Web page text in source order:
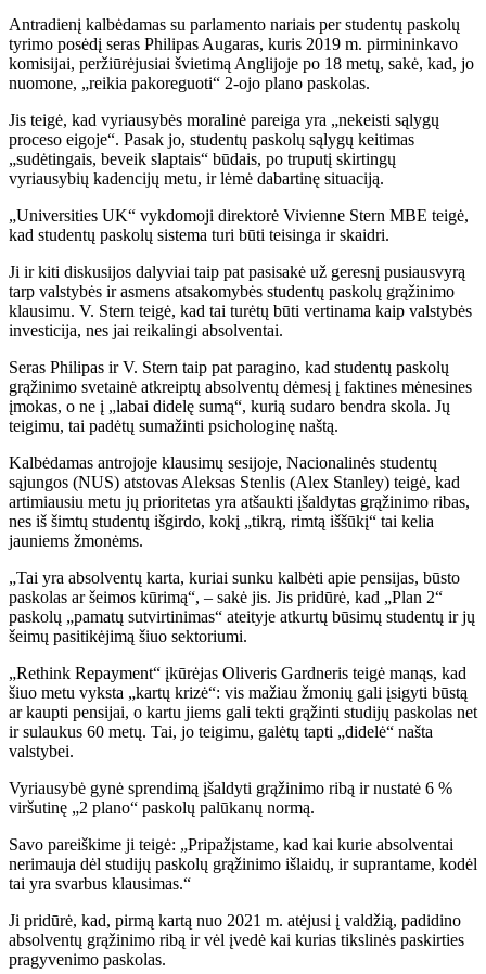
Antradienį kalbėdamas su parlamento nariais per studentų paskolų
tyrimo posėdį seras Philipas Augaras, kuris 2019 m. pirmininkavo
komisijai, peržiūrėjusiai švietimą Anglijoje po 18 metų, sakė, kad, jo
nuomone, „reikia pakoreguoti“ 2-ojo plano paskolas.
Jis teigė, kad vyriausybės moralinė pareiga yra „nekeisti sąlygų
proceso eigoje“. Pasak jo, studentų paskolų sąlygų keitimas
„sudėtingais, beveik slaptais“ būdais, po truputį skirtingų
vyriausybių kadencijų metu, ir lėmė dabartinę situaciją.
„Universities UK“ vykdomoji direktorė Vivienne Stern MBE teigė,
kad studentų paskolų sistema turi būti teisinga ir skaidri.
Ji ir kiti diskusijos dalyviai taip pat pasisakė už geresnį pusiausvyrą
tarp valstybės ir asmens atsakomybės studentų paskolų grąžinimo
klausimu. V. Stern teigė, kad tai turėtų būti vertinama kaip valstybės
investicija, nes jai reikalingi absolventai.
Seras Philipas ir V. Stern taip pat paragino, kad studentų paskolų
grąžinimo svetainė atkreiptų absolventų dėmesį į faktines mėnesines
įmokas, o ne į „labai didelę sumą“, kurią sudaro bendra skola. Jų
teigimu, tai padėtų sumažinti psichologinę naštą.
Kalbėdamas antrojoje klausimų sesijoje, Nacionalinės studentų
sąjungos (NUS) atstovas Aleksas Stenlis (Alex Stanley) teigė, kad
artimiausiu metu jų prioritetas yra atšaukti įšaldytas grąžinimo ribas,
nes iš šimtų studentų išgirdo, kokį „tikrą, rimtą iššūkį“ tai kelia
jauniems žmonėms.
„Tai yra absolventų karta, kuriai sunku kalbėti apie pensijas, būsto
paskolas ar šeimos kūrimą“, – sakė jis. Jis pridūrė, kad „Plan 2“
paskolų „pamatų sutvirtinimas“ ateityje atkurtų būsimų studentų ir jų
šeimų pasitikėjimą šiuo sektoriumi.
„Rethink Repayment“ įkūrėjas Oliveris Gardneris teigė manąs, kad
šiuo metu vyksta „kartų krizė“: vis mažiau žmonių gali įsigyti būstą
ar kaupti pensijai, o kartu jiems gali tekti grąžinti studijų paskolas net
ir sulaukus 60 metų. Tai, jo teigimu, galėtų tapti „didelė“ našta
valstybei.
Vyriausybė gynė sprendimą įšaldyti grąžinimo ribą ir nustatė 6 %
viršutinę „2 plano“ paskolų palūkanų normą.
Savo pareiškime ji teigė: „Pripažįstame, kad kai kurie absolventai
nerimauja dėl studijų paskolų grąžinimo išlaidų, ir suprantame, kodėl
tai yra svarbus klausimas.“
Ji pridūrė, kad, pirmą kartą nuo 2021 m. atėjusi į valdžią, padidino
absolventų grąžinimo ribą ir vėl įvedė kai kurias tikslinės paskirties
pragyvenimo paskolas.